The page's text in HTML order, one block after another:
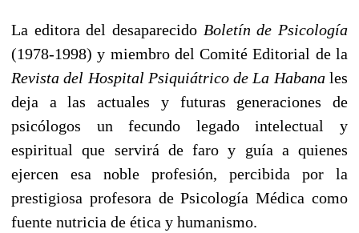
La editora del desaparecido Boletín de Psicología
(1978-1998) y miembro del Comité Editorial de la
Revista del Hospital Psiquiátrico de La Habanales
deja a las actuales y futuras generaciones de
psicólogos un fecundo legado intelectual y
espiritual que servirá de faro y guía a quienes
ejercen esa noble profesión, percibida por la
prestigiosa profesora de Psicología Médica como
fuente nutricia de ética y humanismo.